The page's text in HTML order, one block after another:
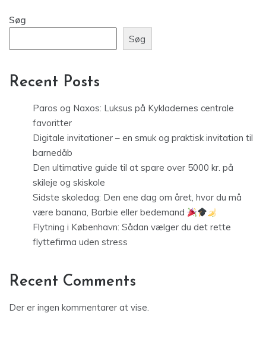
Søg
Søg
Recent Posts
Paros og Naxos: Luksus på Kykladernes centrale
favoritter
Digitale invitationer – en smuk og praktisk invitation til
barnedåb
Den ultimative guide til at spare over 5000 kr. på
skileje og skiskole
Sidste skoledag: Den ene dag om året, hvor du må
være banana, Barbie eller bedemand
Flytning i København: Sådan vælger du det rette
flyttefirma uden stress
Recent Comments
Der er ingen kommentarer at vise.